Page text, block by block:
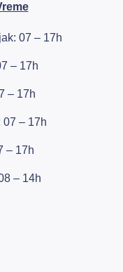
07 – 17h
– 17h
– 17h
07 – 17h
– 17h
– 14h